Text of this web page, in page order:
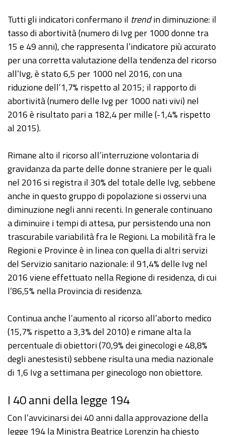
Tutti gli indicatori confermano il trendin diminuzione: il
tasso di abortività (numero di Ivg per 1000 donne tra
15 e 49 anni), che rappresenta l’indicatore più accurato
per una corretta valutazione della tendenza del ricorso
all’Ivg, è stato 6,5 per 1000 nel 2016, con una
riduzione dell’1,7% rispetto al 2015; il rapporto di
abortività (numero delle Ivg per 1000 nati vivi) nel
2016 è risultato pari a 182,4 per mille (-1,4% rispetto
al 2015).
Rimane alto il ricorso all’interruzione volontaria di
gravidanza da parte delle donne straniere per le quali
nel 2016 si registra il 30% del totale delle Ivg, sebbene
anche in questo gruppo di popolazione si osservi una
diminuzione negli anni recenti. In generale continuano
a diminuire i tempi di attesa, pur persistendo una non
trascurabile variabilità fra le Regioni. La mobilità fra le
Regioni e Province è in linea con quella di altri servizi
del Servizio sanitario nazionale: il 91,4% delle Ivg nel
2016 viene effettuato nella Regione di residenza, di cui
l’86,5% nella Provincia di residenza.
Continua anche l’aumento al ricorso all’aborto medico
(15,7% rispetto a 3,3% del 2010) e rimane alta la
percentuale di obiettori (70,9% dei ginecologi e 48,8%
degli anestesisti) sebbene risulta una media nazionale
di 1,6 Ivg a settimana per ginecologo non obiettore.
I 40 anni della legge 194
Con l’avvicinarsi dei 40 anni dalla approvazione della
legge 194 la Ministra Beatrice Lorenzin ha chiesto